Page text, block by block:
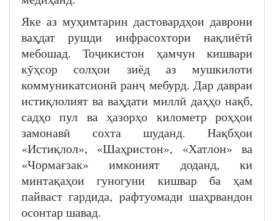
Яке аз муҳимтарин дастовардҳои даврони
ваҳдат рушди инфрасохтори нақлиётӣ
мебошад. Тоҷикистон ҳамчун кишвари
кӯҳсор солҳои зиёд аз мушкилоти
коммуникатсионӣ ранҷ мебурд. Дар давраи
истиқлолият ва ваҳдати миллӣ даҳҳо нақб,
садҳо пул ва ҳазорҳо километр роҳҳои
замонавӣ сохта шуданд. Нақбҳои
«Истиқлол», «Шаҳристон», «Хатлон» ва
«Чормағзак» имконият доданд, ки
минтақаҳои гуногуни кишвар ба ҳам
пайваст гардида, рафтуомади шаҳрвандон
осонтар шавад.